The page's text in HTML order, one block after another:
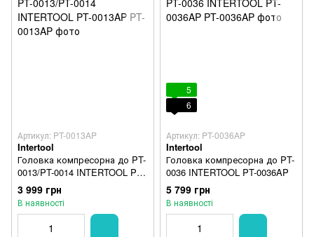
Артикул: PT-0013AP
Intertool
Головка компресорна до PT-
0013/PT-0014 INTERTOOL PT-
0013AP
3 999 грн
В наявності
5
6
Артикул: PT-0036AP
Intertool
Головка компресорна до PT-
0036 INTERTOOL PT-0036AP
5 799 грн
В наявності